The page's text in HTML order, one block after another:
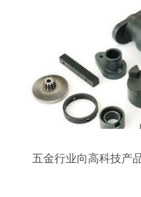
五金行业向高科技产